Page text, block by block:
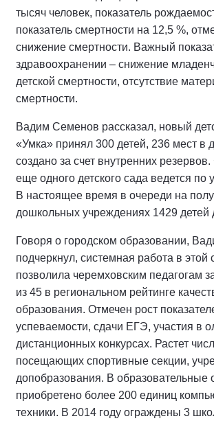
тысяч человек, показатель
показатель смертности на 12,5 %,
снижение смертности. Важный
здравоохранении – снижение
детской смертности, отсутствие
смертности.
Вадим Семенов рассказал, новый
«Умка» принял 300 детей, 236 мест в
создано за счет внутренних
еще одного детского сада ведется по
В настоящее время в очереди на
дошкольных учреждениях 1429 детей
Говоря о городском образовании,
подчеркнул, системная работа в этой
позволила черемховским педагогам
из 45 в региональном рейтинге
образования. Отмечен рост
успеваемости, сдачи ЕГЭ, участия в
дистанционных конкурсах. Растет
посещающих спортивные секции,
допобразования. В образовательные
приобретено более 200 единиц
техники. В 2014 году ограждены 3